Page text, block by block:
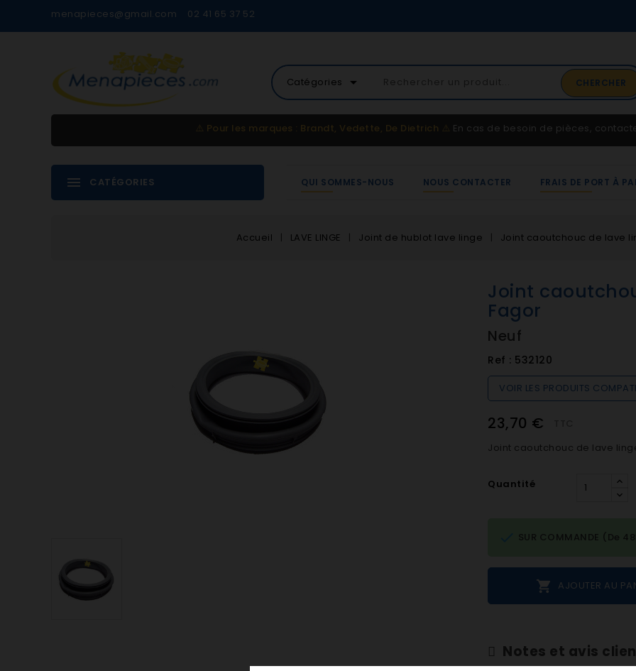
menapieces@gmail.com 02 41 65 37 52
Catégories arrow_drop_down CHERCHER
02 41 65 37 52
Service client
⚠️ Pour les marques : Brandt, Vedette, De Dietrich ⚠️ En cas de besoin de pièces,
CATÉGORIES QUI SOMMES-NOUS NOUS CONTACTER FRAIS DE PORT À
Accueil LAVE LINGE Joint de hublot lave linge Joint caoutchouc de lave
Joint
Fagor
Neuf
Ref : 532120
VOIR LES PRODUITS
23,70 €
Joint caoutchouc de lave
Quantité
 AJOUTER AU
SUR COMMANDE (De
Notes et avis